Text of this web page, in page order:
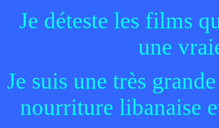
Je déteste les films
une
Je suis une très
nourriture libanaise